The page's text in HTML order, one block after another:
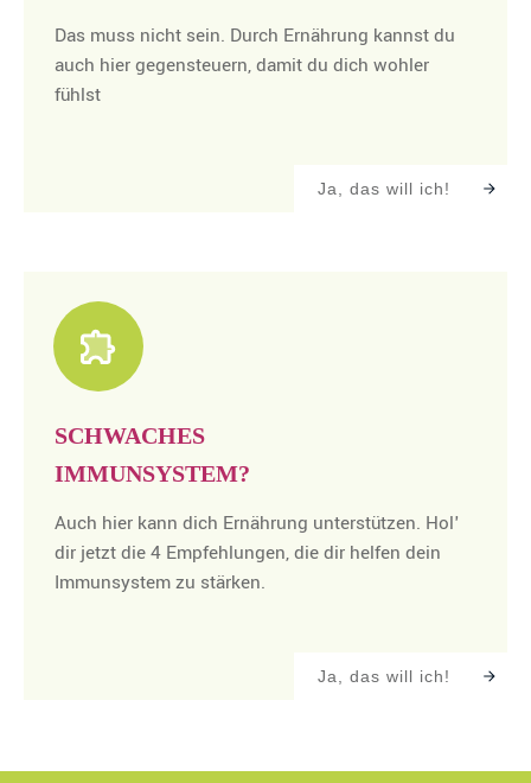
Das muss nicht sein. Durch Ernährung kannst du
auch hier gegensteuern, damit du dich wohler
fühlst
Ja, das will ich!
SCHWACHES
IMMUNSYSTEM?
Auch hier kann dich Ernährung unterstützen. Hol'
dir jetzt die 4 Empfehlungen, die dir helfen dein
Immunsystem zu stärken.
Ja, das will ich!